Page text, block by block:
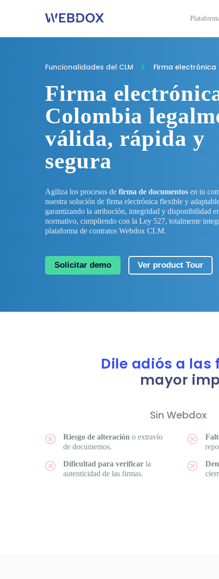
Funcionalidades del CLM Firma electrónica
Firma
Colombia
válida, rápida y
segura
Agiliza los procesos de firma de documentos en tu
nuestra solución de firma electrónica flexible y
garantizando la atribución, integridad y disponibilidad
normativo, cumpliendo con la Ley 527, totalmente
plataforma de contratos Webdox CLM.
Solicitar demo Ver product Tour
Dile adiós a
mayor
Sin Webdox
Riesgo de alteración o extravío
de documentos.
Dificultad para verificar la
autenticidad de las firmas.